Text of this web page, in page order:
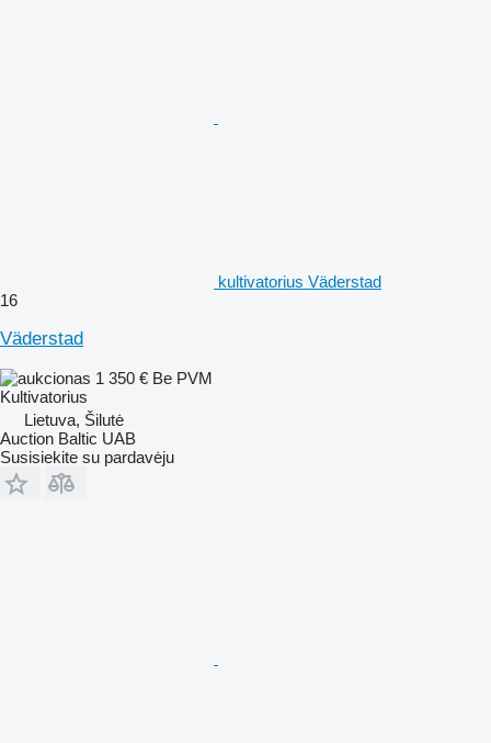
kultivatorius Väderstad
16
Väderstad
1 350 € Be PVM
Kultivatorius
Lietuva, Šilutė
Auction Baltic UAB
Susisiekite su pardavėju